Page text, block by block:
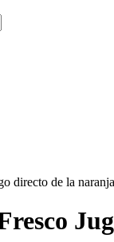
directo de la